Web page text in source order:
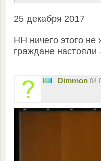
25 декабря 2017
НН ничего этого не
граждане настояли
Dimmon